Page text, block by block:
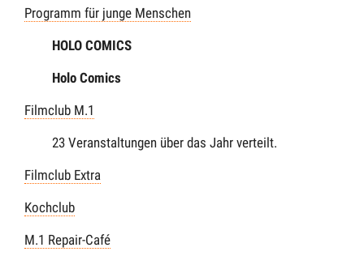
Programm für junge Menschen
HOLO COMICS
Holo Comics
Filmclub M.1
23 Veranstaltungen über das Jahr verteilt.
Filmclub Extra
Kochclub
M.1 Repair-Café